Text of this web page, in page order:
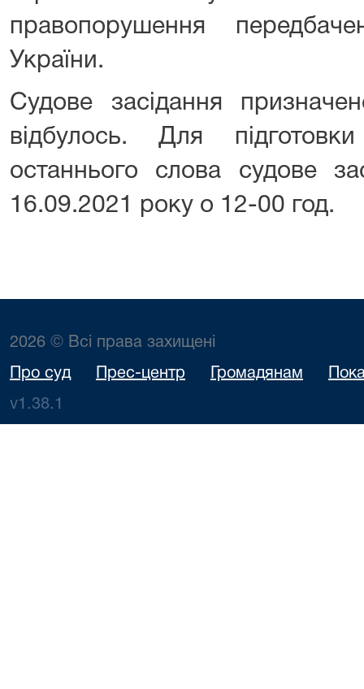
правопорушення
України.
Судове засідання
відбулось. Для
останнього слова судове
16.09.2021 року о 12-00 год.
2026 © Всі права захищені
Про суд Прес-центр Громадянам
v1.38.1